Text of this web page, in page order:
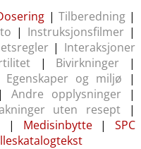
| Tilberedning|
| Instruksjonsfilmer|
| Interaksjoner
| Bivirkninger |
Egenskaper og miljø |
Andre opplysninger |
uten resept |
| Medisinbytte | SPC